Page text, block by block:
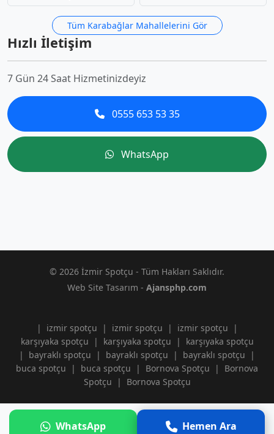
Tüm Karabağlar Mahallelerini Gör
Hızlı İletişim
7 Gün 24 Saat Hizmetinizdeyiz
0555 653 53 35
WhatsApp
© 2026 İzmir Spotçu - Tüm Hakları Saklıdır.
Web Site Tasarım - Ajansphp.com
| izmir spotçu | izmir spotçu | izmir spotçu
|
karşıyaka spotçu
| karşıyaka spotçu |
karşıyaka spotçu
|
bayraklı spotçu | bayraklı spotçu | bayraklı spotçu
|
buca spotçu
| buca spotçu | Bornova Spotçu |
Bornova
Spotçu
| Bornova Spotçu